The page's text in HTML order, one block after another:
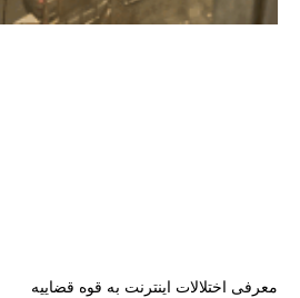
معرفی اختلالات اینترنت به قوه قضاییه